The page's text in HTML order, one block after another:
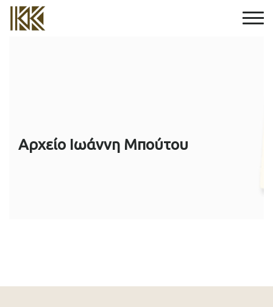
Αρχείο Ιωάννη Μπούτου